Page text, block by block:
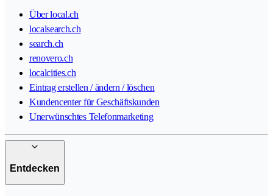
Über local.ch
localsearch.ch
search.ch
renovero.ch
localcities.ch
Eintrag erstellen / ändern / löschen
Kundencenter für Geschäftskunden
Unerwünschtes Telefonmarketing
Entdecken